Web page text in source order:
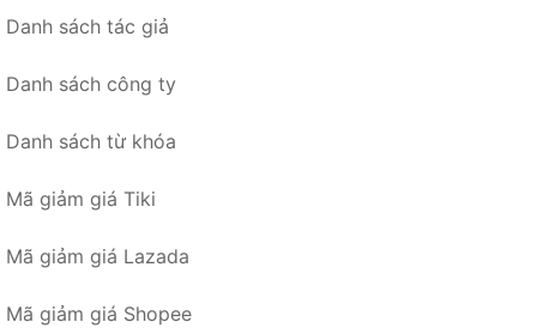
Danh sách tác giả
Danh sách công ty
Danh sách từ khóa
Mã giảm giá Tiki
Mã giảm giá Lazada
Mã giảm giá Shopee